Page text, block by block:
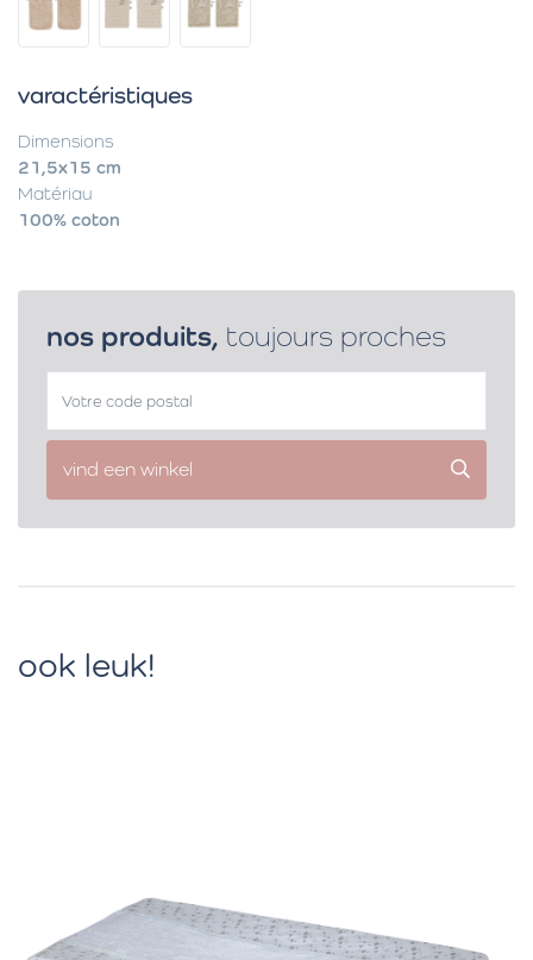
varactéristiques
Dimensions
21,5x15 cm
Matériau
100% coton
nos produits, toujours proches
vind een winkel
ook leuk!